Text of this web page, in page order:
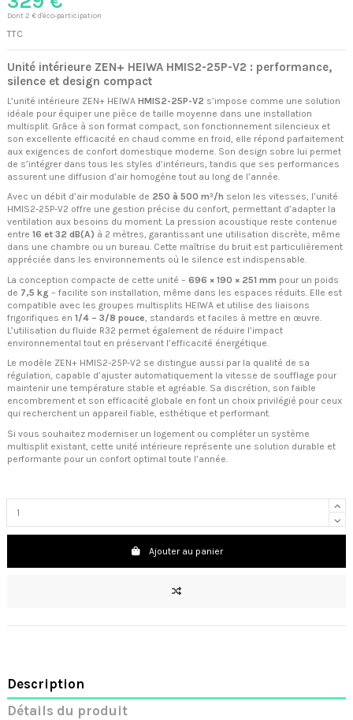
Dont 2 € d'éco-participation
TTC
Unité intérieure ZEN+ HEIWA HMIS2-25P-V2 : performance,
silence et design compact
L’unité intérieure ZEN+ HEIWA HMIS2-25P-V2 s’impose comme une solution
idéale pour équiper une pièce de taille moyenne dans une installation
multisplit. Grâce à son format compact, son fonctionnement silencieux et
son excellente efficacité en chaud comme en froid, elle répond parfaitement
aux exigences de confort domestique moderne. Son design sobre lui permet
de s’intégrer dans tous les styles d’intérieurs, tandis que ses performances
assurent une diffusion d’air homogène tout au long de l’année.
Avec un débit d’air modulable de 250 à 500 m³/h selon les vitesses, l’unité
HMIS2-25P-V2 offre une gestion précise du confort, permettant d’adapter la
ventilation aux besoins du moment. La pression acoustique reste contenue
entre 16 et 32 dB(A) à 2 mètres, garantissant une utilisation discrète, même
dans une chambre ou un bureau. Cette maîtrise du bruit est particulièrement
appréciée dans les environnements où le silence est indispensable.
La conception compacte de cette unité – 696 × 190 × 251 mm pour un poids
de 7,5 kg – facilite son installation, même dans les espaces réduits. Elle est
compatible avec les groupes multisplits HEIWA et utilise des liaisons
frigorifiques en 1/4 – 3/8 pouce , standards et faciles à mettre en œuvre.
L’utilisation du fluide R32 permet également de réduire l’impact
environnemental tout en préservant l’efficacité énergétique.
Le modèle ZEN+ HMIS2-25P-V2 se distingue aussi par la qualité de sa
régulation, capable d’ajuster automatiquement la vitesse de soufflage pour
maintenir une température stable et agréable. Sa discrétion, son faible
encombrement et son efficacité globale en font un choix privilégié pour ceux
qui recherchent un appareil fiable, esthétique et performant.
Si vous souhaitez moderniser un logement ou compléter un système
multisplit existant, cette unité intérieure représente une solution durable et
performante pour un confort optimal toute l’année.
Ajouter au panier
Description
Détails du produit